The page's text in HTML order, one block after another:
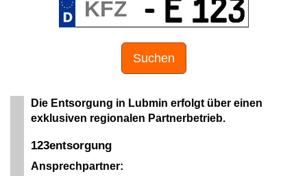
Suchen
Die Entsorgung in Lubmin erfolgt über einen
exklusiven regionalen Partnerbetrieb.
123entsorgung
Ansprechpartner: